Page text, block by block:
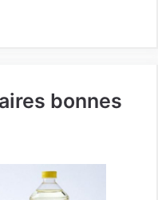
bonnes